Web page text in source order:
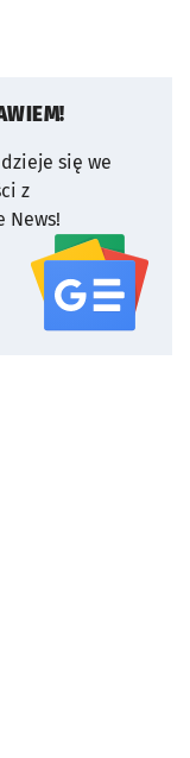
się we
z
News!
serwisu